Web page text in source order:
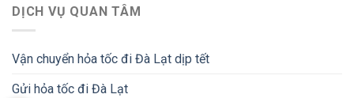
DỊCH VỤ QUAN TÂM
Vận chuyển hỏa tốc đi Đà Lạt dịp tết
Gửi hỏa tốc đi Đà Lạt